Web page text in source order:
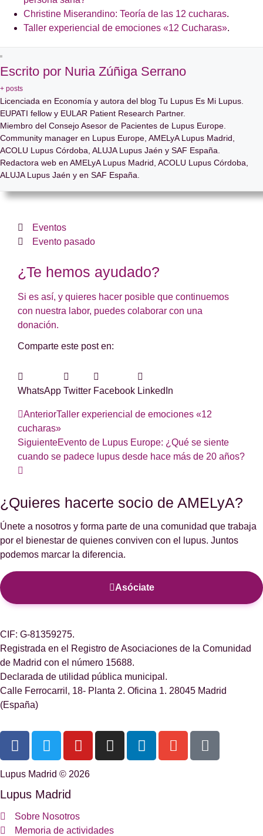
Christine Miserandino: Teoría de las 12 cucharas.
Taller experiencial de emociones «12 Cucharas».
Escrito por Nuria Zúñiga Serrano
+ posts
Licenciada en Economía y autora del blog Tu Lupus Es Mi Lupus.
EUPATI fellow y EULAR Patient Research Partner.
Miembro del Consejo Asesor de Pacientes de Lupus Europe.
Community manager en Lupus Europe, AMELyA Lupus Madrid,
ACOLU Lupus Córdoba, ALUJA Lupus Jaén y SAF España.
Redactora web en AMELyA Lupus Madrid, ACOLU Lupus Córdoba,
ALUJA Lupus Jaén y en SAF España.
Eventos
Evento pasado
¿Te hemos ayudado?
Si es así, y quieres hacer posible que continuemos
con nuestra labor, puedes colaborar con una
donación.
Comparte este post en:
WhatsApp Twitter Facebook LinkedIn
AnteriorTaller experiencial de emociones «12
cucharas»
SiguienteEvento de Lupus Europe: ¿Qué se siente
cuando se padece lupus desde hace más de 20 años?
¿Quieres hacerte socio de AMELyA?
Únete a nosotros y forma parte de una comunidad que trabaja
por el bienestar de quienes conviven con el lupus. Juntos
podemos marcar la diferencia.
Asóciate
CIF: G-81359275.
Registrada en el Registro de Asociaciones de la Comunidad
de Madrid con el número 15688.
Declarada de utilidad pública municipal.
Calle Ferrocarril, 18- Planta 2. Oficina 1. 28045 Madrid
(España)
Lupus Madrid © 2026
Lupus Madrid
Sobre Nosotros
Memoria de actividades